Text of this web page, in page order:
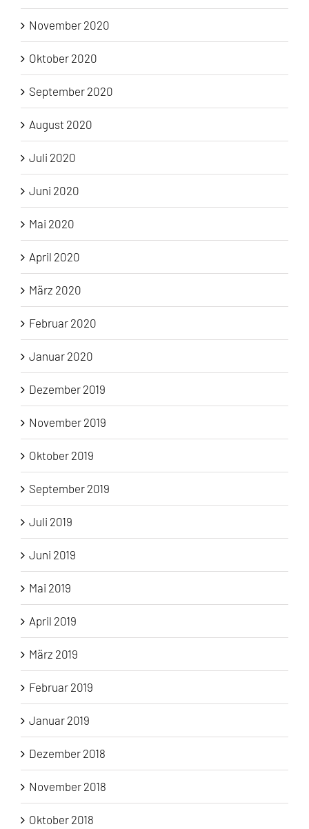
November 2020
Oktober 2020
September 2020
August 2020
Juli 2020
Juni 2020
Mai 2020
April 2020
März 2020
Februar 2020
Januar 2020
Dezember 2019
November 2019
Oktober 2019
September 2019
Juli 2019
Juni 2019
Mai 2019
April 2019
März 2019
Februar 2019
Januar 2019
Dezember 2018
November 2018
Oktober 2018